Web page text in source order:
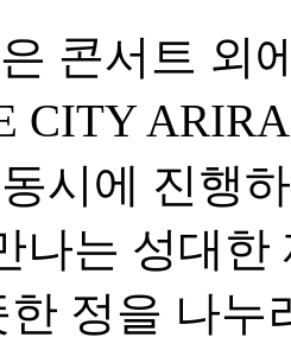
콘서트 외
CITY
시에 진행
나는 성대
정을 나누